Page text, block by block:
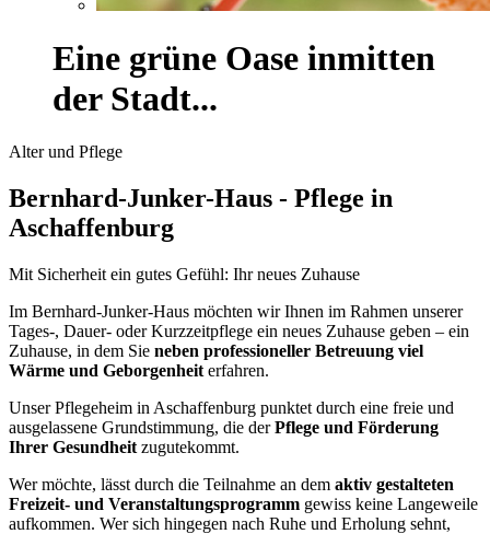
Eine grüne Oase inmitten
der Stadt...
Alter und Pflege
Bernhard-Junker-Haus - Pflege in
Aschaffenburg
Mit Sicherheit ein gutes Gefühl: Ihr neues Zuhause
Im Bernhard-Junker-Haus möchten wir Ihnen im Rahmen unserer
Tages-, Dauer- oder Kurzzeitpflege ein neues Zuhause geben – ein
Zuhause, in dem Sie neben professioneller Betreuung viel
Wärme und Geborgenheit erfahren.
Unser Pflegeheim in Aschaffenburg punktet durch eine freie und
ausgelassene Grundstimmung, die derPflege und Förderung
Ihrer Gesundheit zugutekommt.
Wer möchte, lässt durch die Teilnahme an dem aktiv gestalteten
Freizeit- und Veranstaltungsprogramm gewiss keine Langeweile
aufkommen. Wer sich hingegen nach Ruhe und Erholung sehnt,